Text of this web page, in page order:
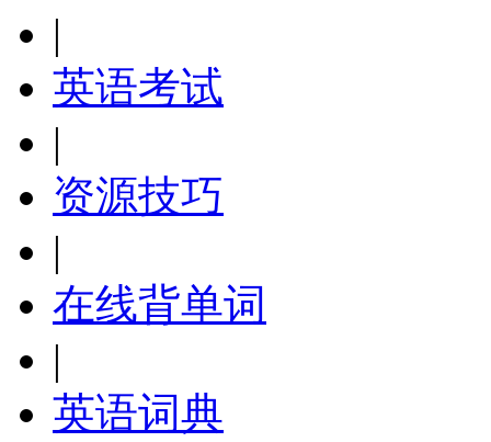
|
英语考试
|
资源技巧
|
在线背单词
|
英语词典